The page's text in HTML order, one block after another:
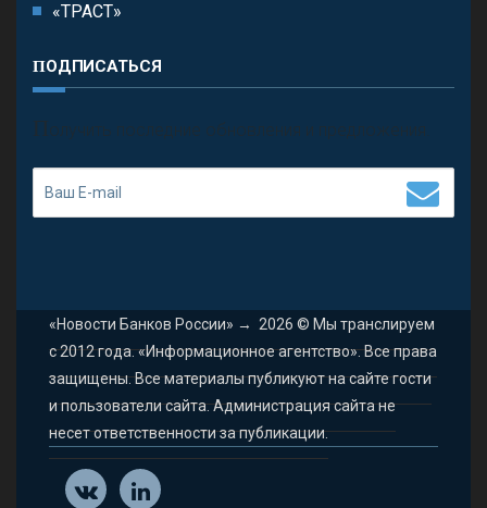
«ТРАСТ»
ПОДПИСАТЬСЯ
П олучить последние обновления и предложения.
«Новости Банков России» → 2026 © Мы транслируем
с 2012 года. «Информационное агентство». Все права
защищены. Все материалы публикуют на сайте гости
и пользователи сайта. Администрация сайта не
несет ответственности за публикации.